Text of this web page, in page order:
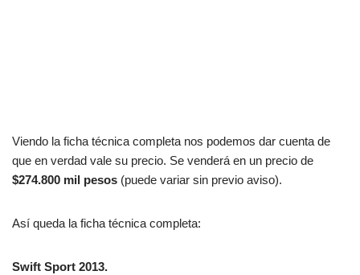
Viendo la ficha técnica completa nos podemos dar cuenta de
que en verdad vale su precio. Se venderá en un precio de
$274.800 mil pesos (puede variar sin previo aviso).
Así queda la ficha técnica completa:
Swift Sport 2013.